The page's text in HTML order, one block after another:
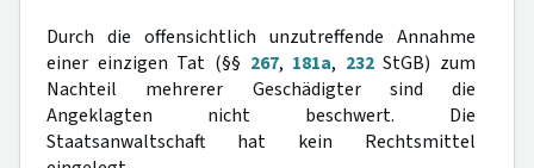
Durch die offensichtlich unzutreffende Annahme
einer einzigen Tat (§§ 267, 181a, 232StGB) zum
Nachteil mehrerer Geschädigter sind die
Angeklagten nicht beschwert. Die
Staatsanwaltschaft hat kein Rechtsmittel